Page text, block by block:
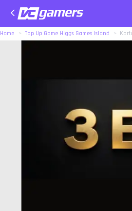
Home Top Up Game Higgs Games Island